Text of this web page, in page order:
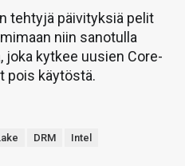
tehtyjä päivityksiä pelit
niin sanotulla
joka kytkee uusien Core-
pois käytöstä.
DRM
Intel